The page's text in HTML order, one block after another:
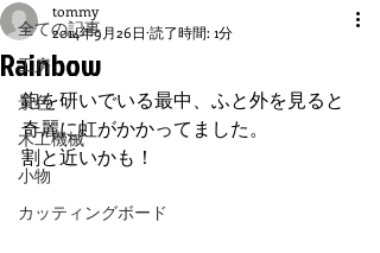
全ての記事
工房
景色
木工機械
小物
カッティングボード
Rainbow
tommy
2014年9月26日 読了時間: 1分
鉋を研いでいる最中、ふと外を見ると
奇麗に虹がかかってました。
割と近いかも！